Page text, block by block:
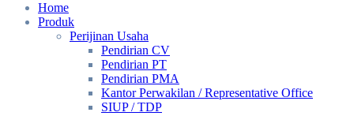
Home
Produk
Perijinan Usaha
Pendirian CV
Pendirian PT
Pendirian PMA
Kantor Perwakilan / Representative Office
SIUP / TDP